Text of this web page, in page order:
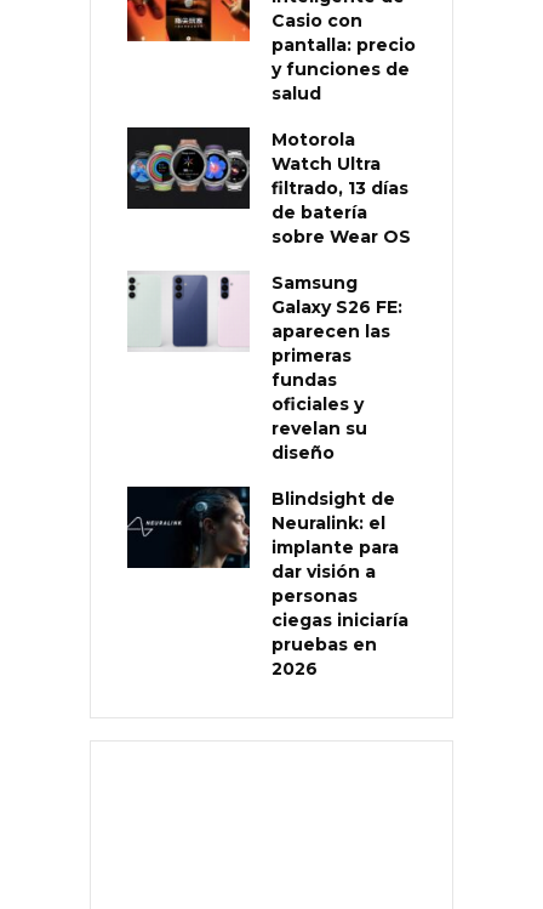
Casio con
pantalla: precio
y funciones de
salud
Motorola
Watch Ultra
filtrado, 13 días
de batería
sobre Wear OS
Samsung
Galaxy S26 FE:
aparecen las
primeras
fundas
oficiales y
revelan su
diseño
Blindsight de
Neuralink: el
implante para
dar visión a
personas
ciegas iniciaría
pruebas en
2026